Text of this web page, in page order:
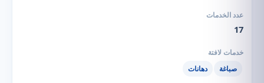
17
صباغة دهانات